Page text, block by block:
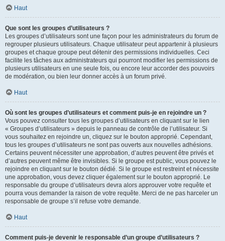
Haut
Que sont les groupes d’utilisateurs ?
Les groupes d’utilisateurs sont une façon pour les administrateurs du forum de
regrouper plusieurs utilisateurs. Chaque utilisateur peut appartenir à plusieurs
groupes et chaque groupe peut détenir des permissions individuelles. Ceci
facilite les tâches aux administrateurs qui pourront modifier les permissions de
plusieurs utilisateurs en une seule fois, ou encore leur accorder des pouvoirs
de modération, ou bien leur donner accès à un forum privé.
Haut
Où sont les groupes d’utilisateurs et comment puis-je en rejoindre un ?
Vous pouvez consulter tous les groupes d’utilisateurs en cliquant sur le lien
« Groupes d’utilisateurs » depuis le panneau de contrôle de l’utilisateur. Si
vous souhaitez en rejoindre un, cliquez sur le bouton approprié. Cependant,
tous les groupes d’utilisateurs ne sont pas ouverts aux nouvelles adhésions.
Certains peuvent nécessiter une approbation, d’autres peuvent être privés et
d’autres peuvent même être invisibles. Si le groupe est public, vous pouvez le
rejoindre en cliquant sur le bouton dédié. Si le groupe est restreint et nécessite
une approbation, vous devez cliquer également sur le bouton approprié. Le
responsable du groupe d’utilisateurs devra alors approuver votre requête et
pourra vous demander la raison de votre requête. Merci de ne pas harceler un
responsable de groupe s’il refuse votre demande.
Haut
Comment puis-je devenir le responsable d’un groupe d’utilisateurs ?